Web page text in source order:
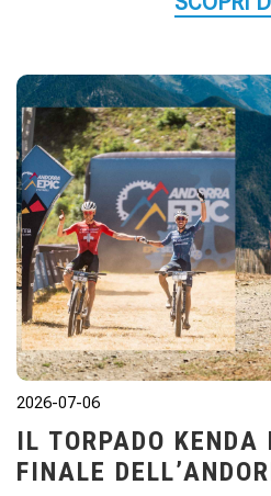
2026-07-06
IL TORPADO
FINALE